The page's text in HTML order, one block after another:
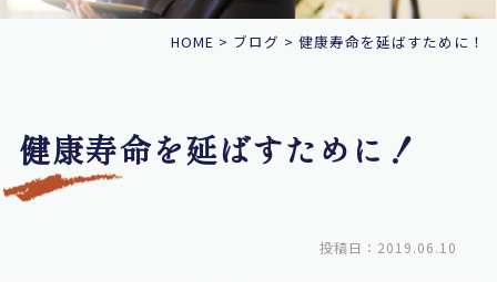
HOME > ブログ > 健康寿命を延ばすために！
健康寿命を延ばすために！
投稿日：2019.06.10